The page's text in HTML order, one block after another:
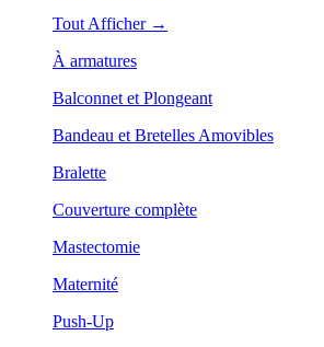
Tout Afficher →
À armatures
Balconnet et Plongeant
Bandeau et Bretelles Amovibles
Bralette
Couverture complète
Mastectomie
Maternité
Push-Up